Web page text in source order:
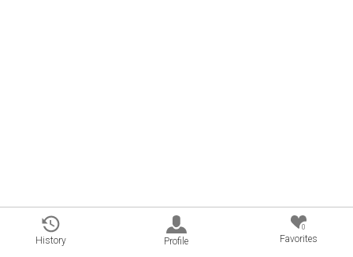
History Profile
0
Favorites